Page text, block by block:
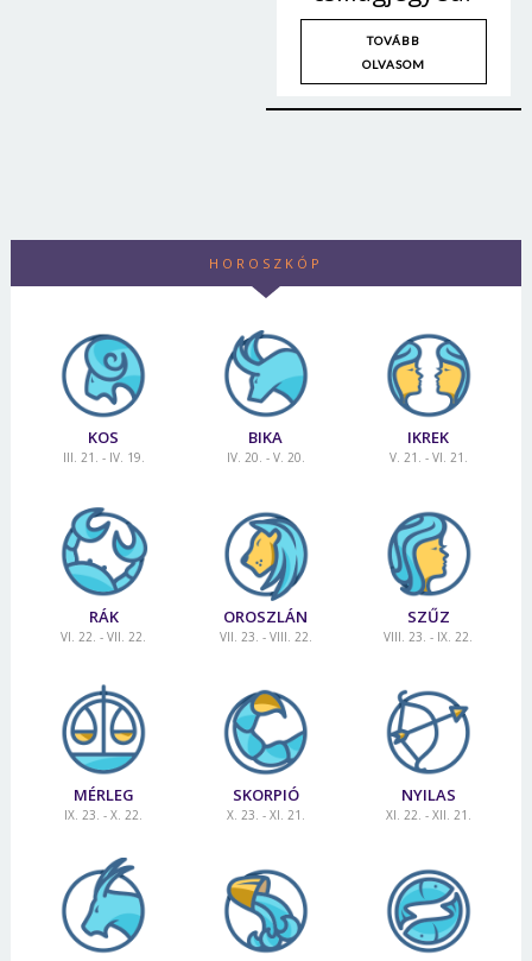
TOVÁBB
OLVASOM
HOROSZKÓP
KOS
III. 21. - IV. 19.
BIKA
IV. 20. - V. 20.
IKREK
V. 21. - VI. 21.
RÁK
VI. 22. - VII. 22.
OROSZLÁN
VII. 23. - VIII. 22.
SZŰZ
VIII. 23. - IX. 22.
MÉRLEG
IX. 23. - X. 22.
SKORPIÓ
X. 23. - XI. 21.
NYILAS
XI. 22. - XII. 21.